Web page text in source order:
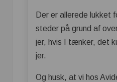
Der er allerede lukket
steder på grund af
jer, hvis I tænker, det
jer.
Og husk, at vi hos